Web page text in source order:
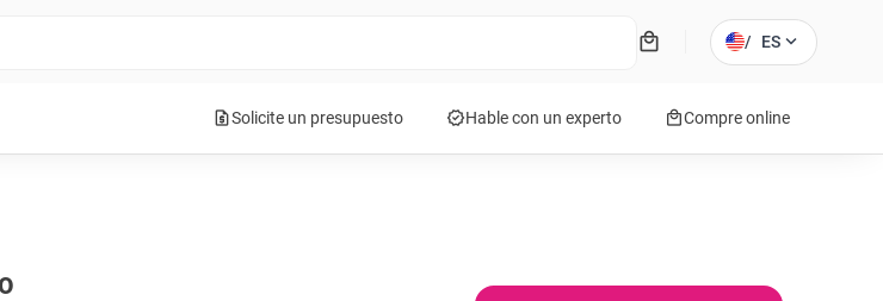
local_mall / ES expand_more
request_quoteSolicite un presupuesto verifiedHable con un experto local_mallCompre online